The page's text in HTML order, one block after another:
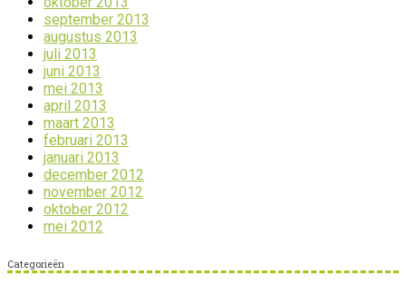
september 2013
augustus 2013
juli 2013
juni 2013
mei 2013
april 2013
maart 2013
februari 2013
januari 2013
december 2012
november 2012
oktober 2012
mei 2012
Categorieën